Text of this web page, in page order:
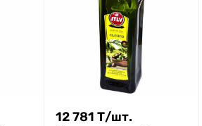
12 781 Т/шт.